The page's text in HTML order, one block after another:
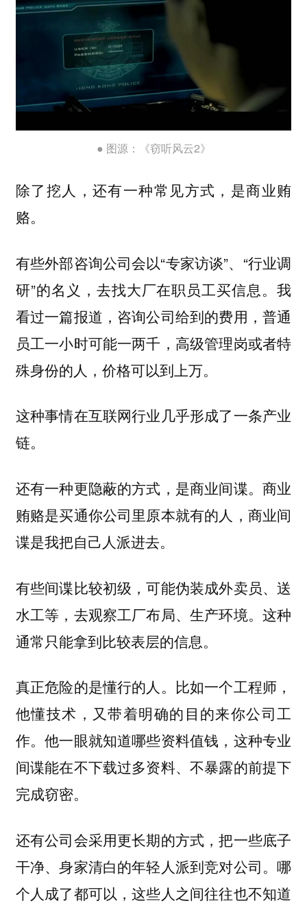
● 图源：《窃听风云2》
除了挖人，还有一种常见方式，是商业贿
赂。
有些外部咨询公司会以“专家访谈”、“行业调
研”的名义，去找大厂在职员工买信息。我
看过一篇报道，咨询公司给到的费用，普通
员工一小时可能一两千，高级管理岗或者特
殊身份的人，价格可以到上万。
这种事情在互联网行业几乎形成了一条产业
链。
还有一种更隐蔽的方式，是商业间谍。 商业
贿赂是买通你公司里原本就有的人，商业间
谍是我把自己人派进去。
有些间谍比较初级，可能伪装成外卖员、送
水工等，去观察工厂布局、生产环境。这种
通常只能拿到比较表层的信息。
真正危险的是懂行的人。比如一个工程师，
他懂技术，又带着明确的目的来你公司工
作。他一眼就知道哪些资料值钱，这种专业
间谍能在不下载过多资料、不暴露的前提下
完成窃密。
还有公司会采用更长期的方式，把一些底子
干净、身家清白的年轻人派到竞对公司。哪
个人成了都可以，这些人之间往往也不知道